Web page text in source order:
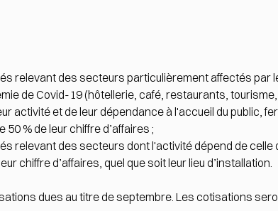
relevant des secteurs particulièrement affectés par
de Covid-19 (hôtellerie, café, restaurants,
activité et de leur dépendance à l'accueil du public,
% de leur chiffre d’affaires ;
relevant des secteurs dont l'activité dépend de
chiffre d’affaires, quel que soit leur lieu d’installation.
dues au titre de septembre. Les cotisations